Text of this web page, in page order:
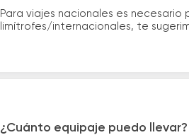
Para viajes nacionales es
limítrofes/internacionales, te
¿Cuánto equipaje puedo llevar?